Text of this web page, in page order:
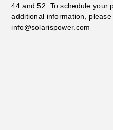
44 and 52. To schedule your
additional information, please
info@solarispower.com